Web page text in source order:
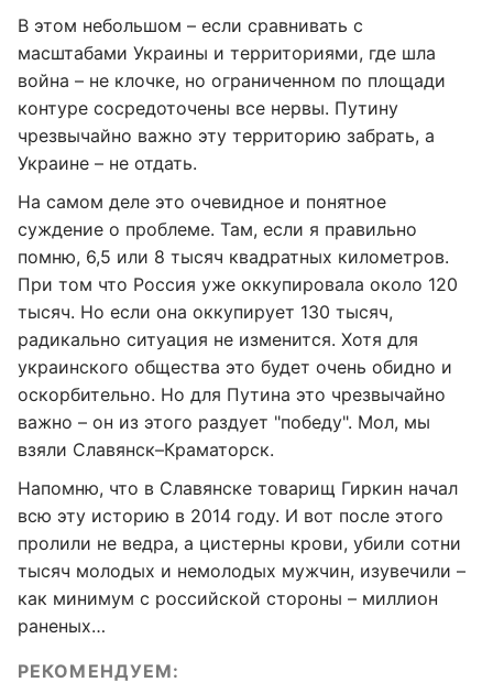
В этом небольшом – если сравнивать с
масштабами Украины и территориями, где шла
война – не клочке, но ограниченном по площади
контуре сосредоточены все нервы. Путину
чрезвычайно важно эту территорию забрать, а
Украине – не отдать.
На самом деле это очевидное и понятное
суждение о проблеме. Там, если я правильно
помню, 6,5 или 8 тысяч квадратных километров.
При том что Россия уже оккупировала около 120
тысяч. Но если она оккупирует 130 тысяч,
радикально ситуация не изменится. Хотя для
украинского общества это будет очень обидно и
оскорбительно. Но для Путина это чрезвычайно
важно – он из этого раздует "победу". Мол, мы
взяли Славянск–Краматорск.
Напомню, что в Славянске товарищ Гиркин начал
всю эту историю в 2014 году. И вот после этого
пролили не ведра, а цистерны крови, убили сотни
тысяч молодых и немолодых мужчин, изувечили –
как минимум с российской стороны – миллион
раненых…
РЕКОМЕНДУЕМ: